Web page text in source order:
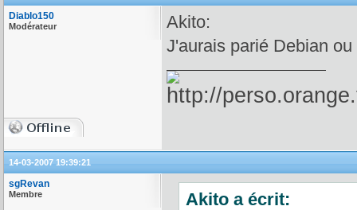
Diablo150
Modérateur
Akito:
J'aurais parié Debian
14-03-2007 19:39:21
sgRevan
Membre
Akito a écrit: